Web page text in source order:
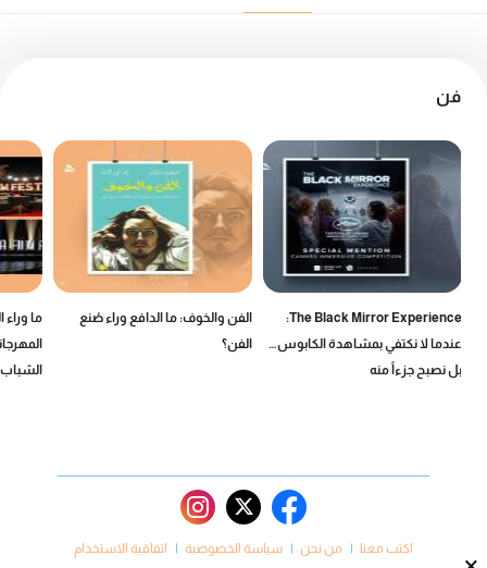
فن
The Black Mirror Experience:
عندما لا نكتفي بمشاهدة الكابوس…
بل نصبح جزءاً منه
الفن والخوف: ما الدافع وراء صُنع
الفن؟
ما وراء
الشباب
اكتب معنا من نحن سياسة الخصوصية اتفاقية الاستخدام